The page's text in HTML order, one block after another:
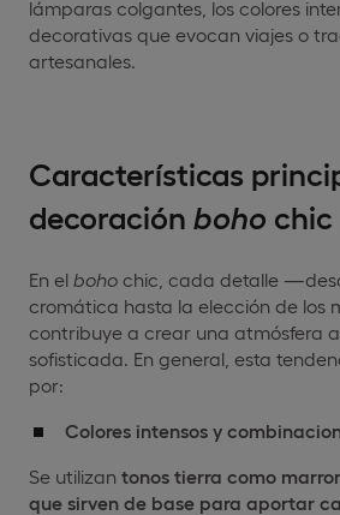
lámparas colgantes, los colores
decorativas que evocan viajes o
artesanales.
Características
decoración boho chic
En el boho chic, cada detalle
cromática hasta la elección de los
contribuye a crear una atmósfera
sofisticada. En general, esta
por:
Colores intensos y
Se utilizan tonos tierra como
que sirven de base para aportar